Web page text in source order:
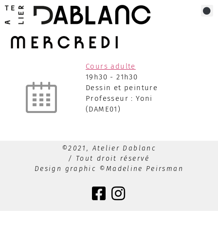
MERCREDI
Cours adulte
19h30 -21h30
Dessin et peinture
Professeur : Yoni
(DAME01)
©2021, Atelier Dablanc
/ Tout droit réservé
Design graphic ©Madeline Peirsman